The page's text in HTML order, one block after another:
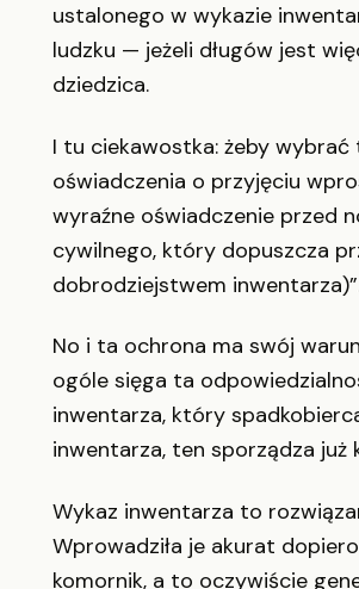
ustalonego w wykazie
ludzku — jeżeli długów jest
dziedzica.
I tu ciekawostka: żeby wybrać
oświadczenia o przyjęciu
wyraźne oświadczenie przed
cywilnego, który dopuszcza
dobrodziejstwem
No i ta ochrona ma swój
ogóle sięga ta
inwentarza, który
inwentarza, ten sporządza już
Wykaz inwentarza to
Wprowadziła je akurat
komornik, a to oczywiście